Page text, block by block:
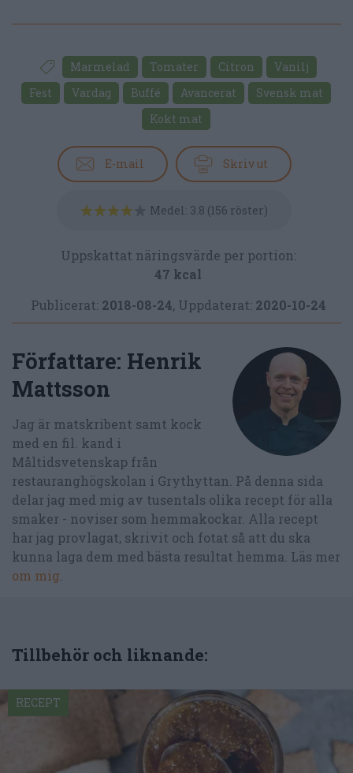
Marmelad Tomater Citron
Vanilj
Fest
Vardag Buffé Avancerat
Svensk mat
Kokt mat
E-mail Skriv ut
Medel: 3.8 (156 röster)
Uppskattat näringsvärde per portion:
47 kcal
Publicerat: 2018-08-24, Uppdaterat: 2020-10-24
Författare: Henrik
Mattsson
Jag är matskribent samt kock
med en fil. kand i
Måltidsvetenskap från
restauranghögskolan i Grythyttan. På denna sida
delar jag med mig av tusentals olika recept för alla
smaker - noviser som hemmakockar. Alla recept
har jag provlagat, skrivit och fotat så att du ska
kunna laga dem med bästa resultat hemma. Läs mer
om mig
Tillbehör och liknande:
RECEPT